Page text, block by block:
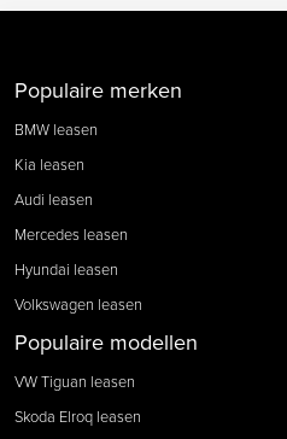
Populaire merken
BMW leasen
Kia leasen
Audi leasen
Mercedes leasen
Hyundai leasen
Volkswagen leasen
Populaire modellen
VW Tiguan leasen
Skoda Elroq leasen